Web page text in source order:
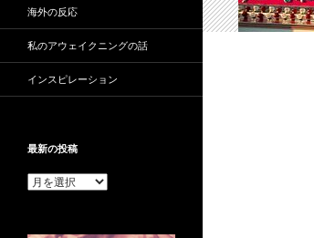
海外の反応
私のアウェイクニングの話
インスピレーション
最新の投稿
最